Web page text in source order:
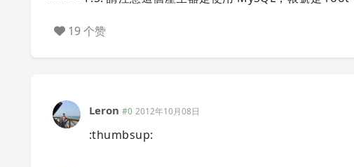
19 个赞
Leron #0 2012年10月08日
:thumbsup: